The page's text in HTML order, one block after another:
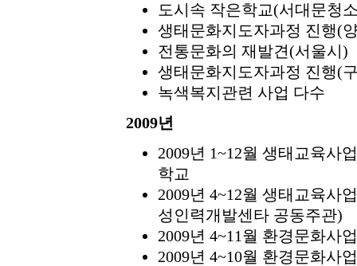
도시속 작은학교(서대문청
생태문화지도자과정 진행(
전통문화의 재발견(서울시)
생태문화지도자과정 진행(
녹색복지관련 사업 다수
2009년
2009년 1~12월 생태교육사
학교
2009년 4~12월 생태교육사
성인력개발센타 공동주관)
2009년 4~11월 환경문화사
2009년 4~10월 환경문화사